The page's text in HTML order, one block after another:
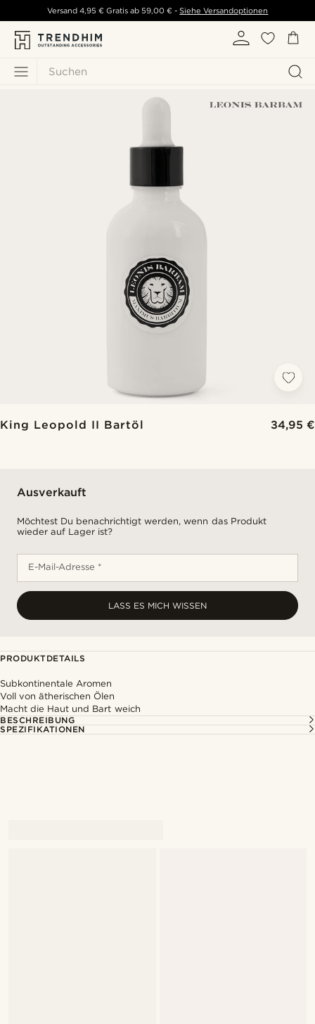
Suchen
Versand 4,95 € Gratis ab 59,00 € - Siehe Versandoptionen
King Leopold II Bartöl 34,95 €
Ausverkauft
Möchtest Du benachrichtigt werden, wenn das Produkt
wieder auf Lager ist?
E-Mail-Adresse *
LASS ES MICH WISSEN
PRODUKTDETAILS
Subkontinentale Aromen
Voll von ätherischen Ölen
Macht die Haut und Bart weich
BESCHREIBUNG
SPEZIFIKATIONEN